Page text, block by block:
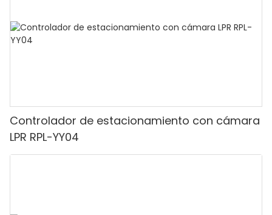
Controlador de estacionamiento con cámara
LPR RPL-YY04